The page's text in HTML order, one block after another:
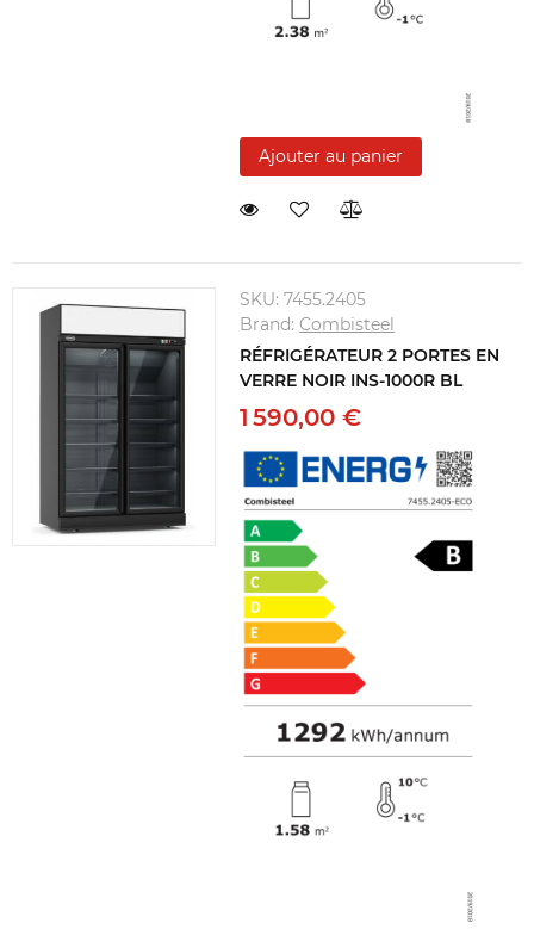
Ajouter au panier
SKU:7455.2405
Brand:Combisteel
RÉFRIGÉRATEUR 2 PORTES EN
VERRE NOIR INS-1000R BL
1 590,00 €